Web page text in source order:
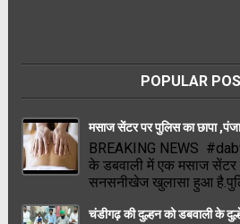
POPULAR
मसाज सेंटर पर पुलिस का छापा
BREAKING NEWS
के डबवाली में एक मसाज सेंटर
सनसनीखेज खुलासा हुआ
चंडीगढ़ की दुल्हन को डबवाली के